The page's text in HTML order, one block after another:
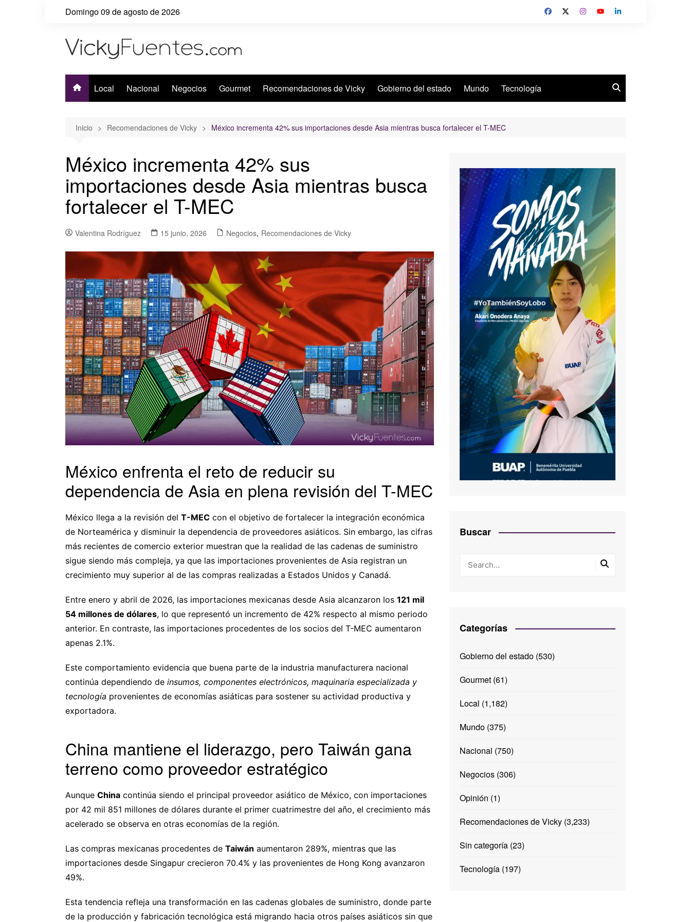
Domingo 09 de agosto de 2026
Local Nacional Negocios Gourmet Recomendaciones de Vicky Gobierno del estado Mundo Tecnología
Inicio Recomendaciones de Vicky México incrementa 42% sus importaciones desde Asia mientras busca fortalecer el T-MEC
México incrementa 42% sus
importaciones desde Asia mientras busca
fortalecer el T-MEC
Valentina Rodríguez 15 junio, 2026 Negocios, Recomendaciones de Vicky
México enfrenta el reto de reducir su
dependencia de Asia en plena revisión del T-MEC
México llega a la revisión del T-MEC con el objetivo de fortalecer la integración económica
de Norteamérica y disminuir la dependencia de proveedores asiáticos. Sin embargo, las cifras
más recientes de comercio exterior muestran que la realidad de las cadenas de suministro
sigue siendo más compleja, ya que las importaciones provenientes de Asia registran un
crecimiento muy superior al de las compras realizadas a Estados Unidos y Canadá.
Entre enero y abril de 2026, las importaciones mexicanas desde Asia alcanzaron los 121 mil
54 millones de dólares, lo que representó un incremento de 42% respecto al mismo periodo
anterior. En contraste, las importaciones procedentes de los socios del T-MEC aumentaron
apenas 2.1%.
Este comportamiento evidencia que buena parte de la industria manufacturera nacional
continúa dependiendo de insumos, componentes electrónicos, maquinaria especializada y
tecnología provenientes de economías asiáticas para sostener su actividad productiva y
exportadora.
China mantiene el liderazgo, pero Taiwán gana
terreno como proveedor estratégico
Aunque China continúa siendo el principal proveedor asiático de México, con importaciones
por 42 mil 851 millones de dólares durante el primer cuatrimestre del año, el crecimiento más
acelerado se observa en otras economías de la región.
Las compras mexicanas procedentes de Taiwán aumentaron 289%, mientras que las
importaciones desde Singapur crecieron 70.4% y las provenientes de Hong Kong avanzaron
49%.
Esta tendencia refleja una transformación en las cadenas globales de suministro, donde parte
de la producción y fabricación tecnológica está migrando hacia otros países asiáticos sin que
Buscar
Categorías
Gobierno del estado(530)
Gourmet(61)
Local (1,182)
Mundo(375)
Nacional (750)
Negocios(306)
Opinión (1)
Recomendaciones de Vicky(3,233)
Sin categoría(23)
Tecnología(197)